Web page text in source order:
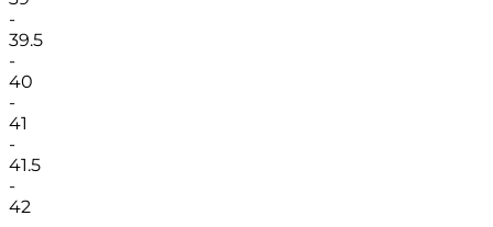
-
39.5
-
40
-
41
-
41.5
-
42